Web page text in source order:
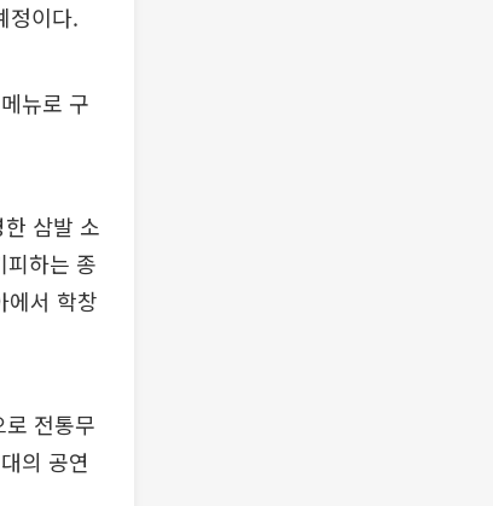
정이다.
뉴로 구
삼발 소
하는 종
에서 학창
전통무
의 공연